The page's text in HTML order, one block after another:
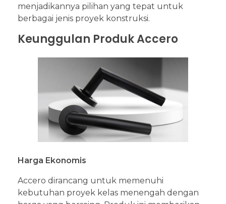
menjadikannya pilihan yang tepat untuk
berbagai jenis proyek konstruksi.
Keunggulan Produk Accero
Harga Ekonomis
Accero dirancang untuk memenuhi
kebutuhan proyek kelas menengah dengan